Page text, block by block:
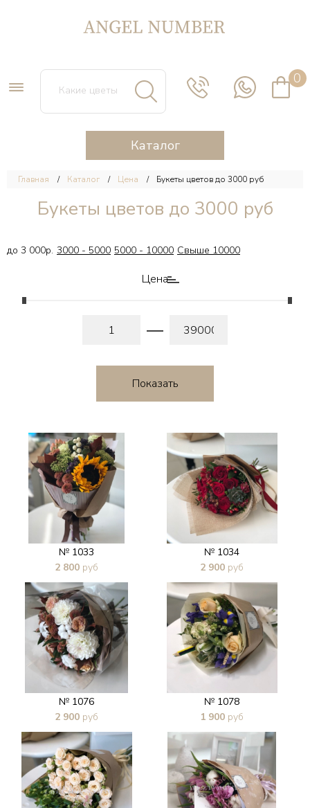
0
Каталог
Главная Каталог Цена Букеты цветов до 3000 руб
Букеты цветов до 3000 руб
до 3 000р. 3000 - 5000 5000 - 10000 Свыше 10000
Цена
№ 1033
2 800 руб
В 1 клик
№ 1034
2 900 руб
В 1 клик
№ 1076
2 900 руб
В 1 клик
№ 1078
1 900 руб
В 1 клик